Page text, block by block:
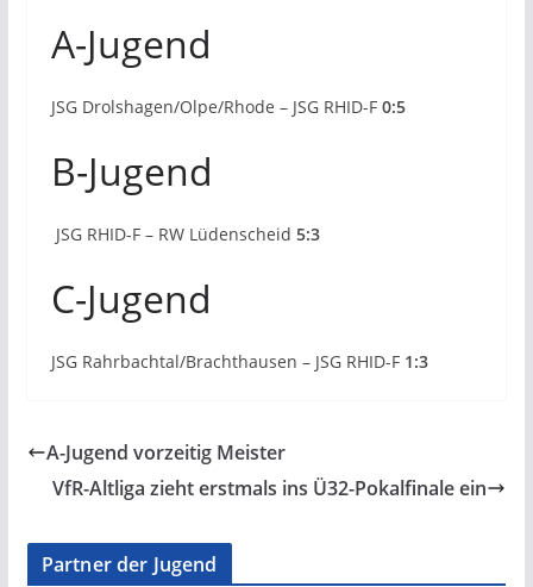
A-Jugend
JSG Drolshagen/Olpe/Rhode – JSG RHID-F 0:5
B-Jugend
JSG RHID-F – RW Lüdenscheid 5:3
C-Jugend
JSG Rahrbachtal/Brachthausen – JSG RHID-F 1:3
A-Jugend vorzeitig Meister
VfR-Altliga zieht erstmals ins Ü32-Pokalfinale ein
Partner der Jugend